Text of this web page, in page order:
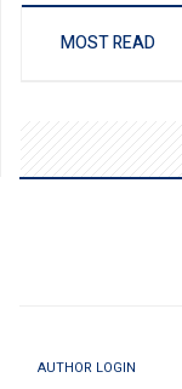
MOST READ
AUTHOR LOGIN